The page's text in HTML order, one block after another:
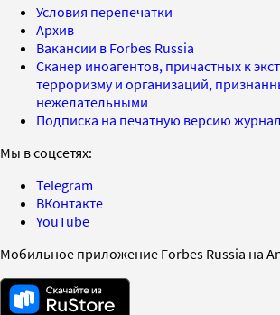
Условия перепечатки
Архив
Вакансии в Forbes Russia
Сканер иноагентов, причастных к
терроризму и организаций,
нежелательными
Подписка на печатную версию
Мы в соцсетях:
Telegram
ВКонтакте
YouTube
Мобильное приложение Forbes Russia на